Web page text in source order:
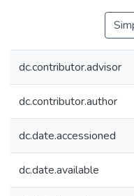
dc.contributor.advisor
dc.contributor.author
dc.date.accessioned
dc.date.available